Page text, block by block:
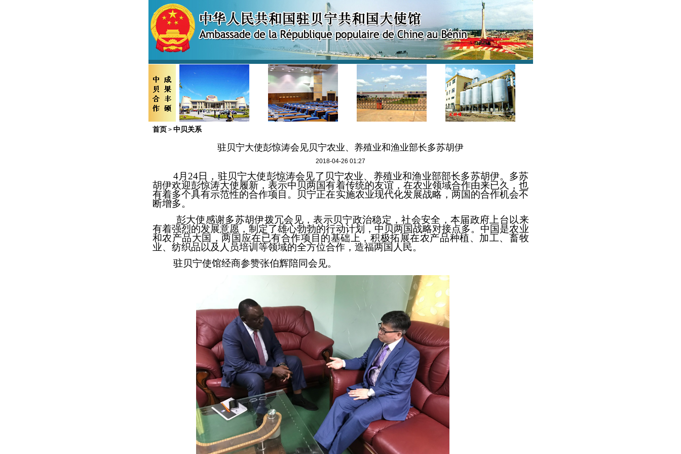
首页 > 中贝关系
驻贝宁大使彭惊涛会见贝宁农业、养殖业和渔业部长多苏胡伊
2018-04-26 01:27
4月24日，驻贝宁大使彭惊涛会见了贝宁农业、养殖业和渔业部部长多苏胡伊。多苏
胡伊欢迎彭惊涛大使履新，表示中贝两国有着传统的友谊，在农业领域合作由来已久，也
有着多个具有示范性的合作项目。贝宁正在实施农业现代化发展战略，两国的合作机会不
断增多。
彭大使感谢多苏胡伊拨冗会见，表示贝宁政治稳定，社会安全，本届政府上台以来
有着强烈的发展意愿，制定了雄心勃勃的行动计划，中贝两国战略对接点多。中国是农业
和农产品大国，两国应在已有合作项目的基础上，积极拓展在农产品种植、加工、畜牧
业、纺织品以及人员培训等领域的全方位合作，造福两国人民。
驻贝宁使馆经商参赞张伯辉陪同会见。